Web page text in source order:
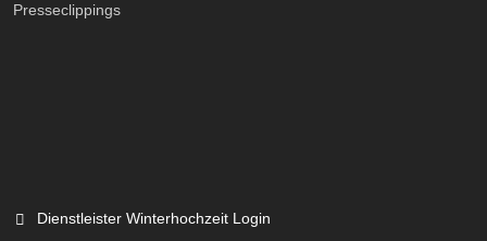
Presseclippings
Dienstleister Winterhochzeit Login